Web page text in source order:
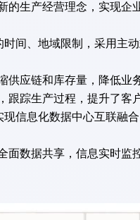
生产经营理念，实现企
间、地域限制，采用主
应链和库存量，降低业
踪生产过程，提升了客
信息化数据中心互联融
数据共享，信息实时监